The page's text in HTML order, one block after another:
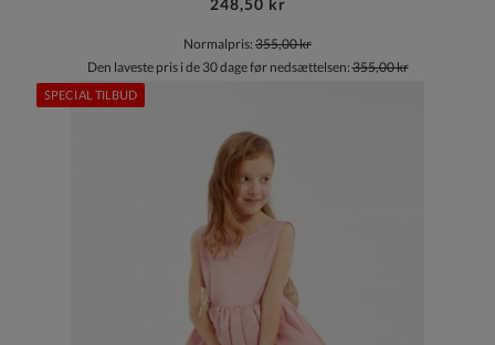
248,50 kr
Normalpris: 355,00 kr
Den laveste pris i de 30 dage før nedsættelsen:355,00 kr
SPECIAL TILBUD